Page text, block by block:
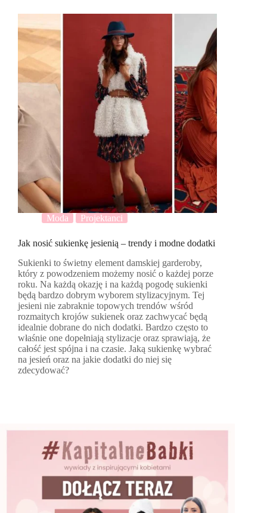
Moda Projektanci
Jak nosić sukienkę jesienią – trendy i modne dodatki
Sukienki to świetny element damskiej garderoby,
który z powodzeniem możemy nosić o każdej porze
roku. Na każdą okazję i na każdą pogodę sukienki
będą bardzo dobrym wyborem stylizacyjnym. Tej
jesieni nie zabraknie topowych trendów wśród
rozmaitych krojów sukienek oraz zachwycać będą
idealnie dobrane do nich dodatki. Bardzo często to
właśnie one dopełniają stylizacje oraz sprawiają, że
całość jest spójna i na czasie. Jaką sukienkę wybrać
na jesień oraz na jakie dodatki do niej się
zdecydować?